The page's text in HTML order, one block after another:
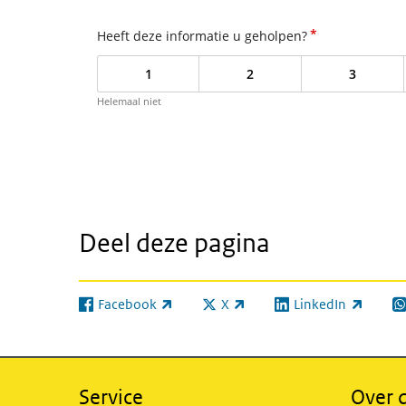
Heeft deze informatie u geholpen?*
1 2 3
Helemaal niet
Deel deze pagina
Facebook
(externe link) X
(externe link) LinkedIn
(externe link)
Service Over